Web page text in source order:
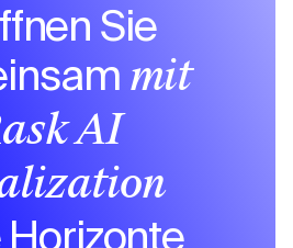
Sie
mit
AI
Horizonte